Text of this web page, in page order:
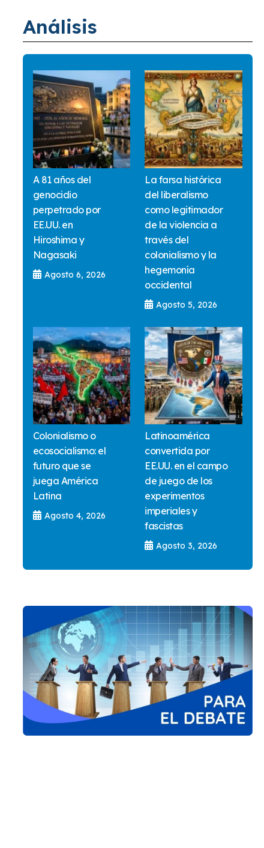
Análisis
A 81 años del
genocidio
perpetrado por
EE.UU. en
Hiroshima y
Nagasaki
Agosto 6, 2026
La farsa histórica
del liberalismo
como legitimador
de la violencia a
través del
colonialismo y la
hegemonía
occidental
Agosto 5, 2026
Colonialismo o
ecosocialismo: el
futuro que se
juega América
Latina
Agosto 4, 2026
Latinoamérica
convertida por
EE.UU. en el campo
de juego de los
experimentos
imperiales y
fascistas
Agosto 3, 2026